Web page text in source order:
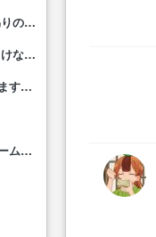
クレバテスⅡ-魔獣の王と偽りの勇者伝承-
才女のお世話 高嶺の花だらけな名門校で、学院一のお嬢様(生活能力皆無)を陰ながらお世話することになりました
ふつつかな悪女ではございますが～雛宮蝶鼠とりかえ伝～
追放された転生重騎士はゲーム知識で無双する